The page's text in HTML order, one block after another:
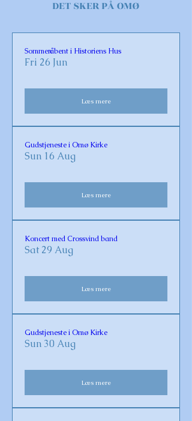
DET SKER PÅ OMØ
Sommeråbent i Historiens Hus
Fri 26 Jun
Læs mere
Gudstjeneste i Omø Kirke
Sun 16 Aug
Læs mere
Koncert med Crossvind band
Sat 29 Aug
Læs mere
Gudstjeneste i Omø Kirke
Sun 30 Aug
Læs mere